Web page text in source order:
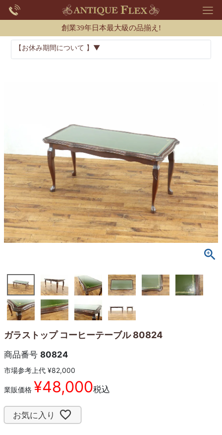
創業39年日本最大級の品揃え!
【お休み期間について 】▼
ガラストップ コーヒーテーブル 80824
商品番号 80824
市場参考上代 ¥82,000
業販価格 ¥48,000税込
お気に入り